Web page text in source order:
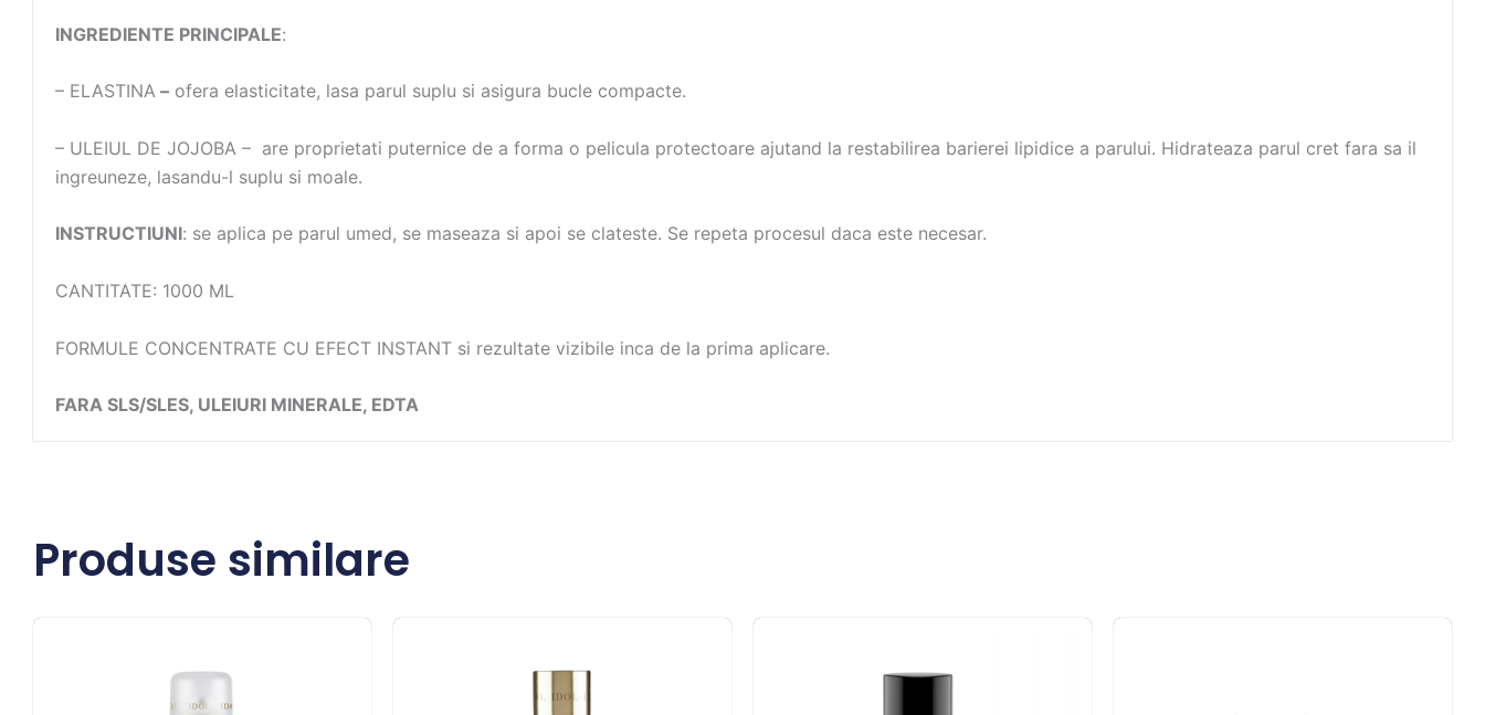
INGREDIENTE PRINCIPALE:
– ELASTINA – ofera elasticitate, lasa parul suplu si asigura bucle compacte.
– ULEIUL DE JOJOBA – are proprietati puternice de a forma o pelicula protectoare ajutand la restabilirea barierei lipidice a parului. Hidrateaza parul cret fara sa il
ingreuneze, lasandu-l suplu si moale.
INSTRUCTIUNI: se aplica pe parul umed, se maseaza si apoi se clateste. Se repeta procesul daca este necesar.
CANTITATE: 1000 ML
FORMULE CONCENTRATE CU EFECT INSTANT si rezultate vizibile inca de la prima aplicare.
FARA SLS/SLES, ULEIURI MINERALE, EDTA
Produse similare